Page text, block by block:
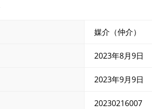
媒介（仲介）
2023年8月9日
2023年9月9日
20230216007